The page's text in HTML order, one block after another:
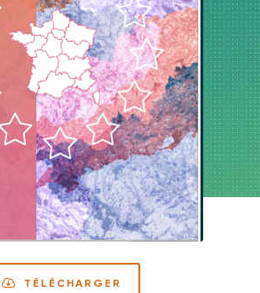
TÉLÉCHARGER